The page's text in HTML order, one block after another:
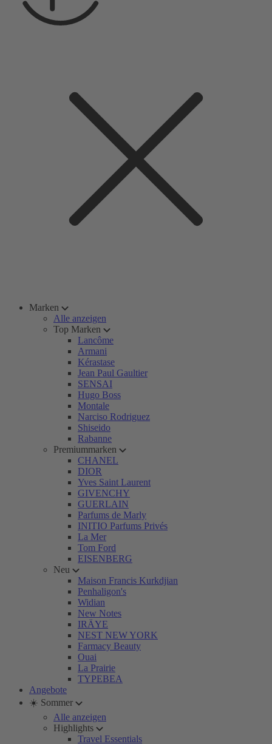
Marken
Alle anzeigen
Top Marken
Lancôme
Armani
Kérastase
Jean Paul Gaultier
SENSAI
Hugo Boss
Montale
Narciso Rodriguez
Shiseido
Rabanne
Premiummarken
CHANEL
DIOR
Yves Saint Laurent
GIVENCHY
GUERLAIN
Parfums de Marly
INITIO Parfums Privés
La Mer
Tom Ford
EISENBERG
Neu
Maison Francis Kurkdjian
Penhaligon's
Widian
New Notes
IRÄYE
NEST NEW YORK
Farmacy Beauty
Ouai
La Prairie
TYPEBEA
Angebote
☀️ Sommer
Alle anzeigen
Highlights
Travel Essentials